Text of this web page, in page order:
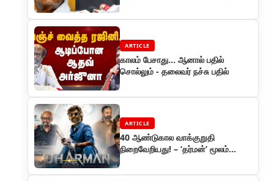
ARTICLE
காலம் பேசாது… ஆனால் பதில்
சொல்லும் - தலைவர் நச்சு பதில்
ARTICLE
40 ஆண்டுகால வாக்குறுதி
நிறைவேறியது! – ‘தர்மன்’ மூலம்